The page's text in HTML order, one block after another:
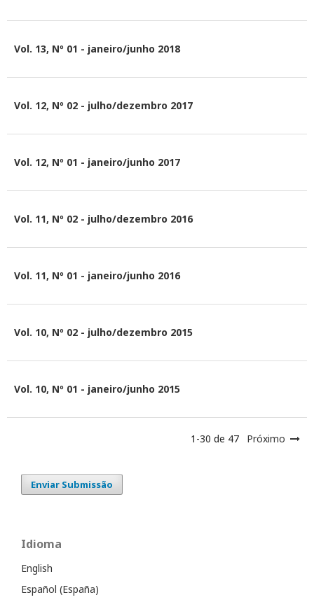
Vol. 13, Nº 01 - janeiro/junho 2018
Vol. 12, Nº 02 - julho/dezembro 2017
Vol. 12, Nº 01 - janeiro/junho 2017
Vol. 11, Nº 02 - julho/dezembro 2016
Vol. 11, Nº 01 - janeiro/junho 2016
Vol. 10, Nº 02 - julho/dezembro 2015
Vol. 10, Nº 01 - janeiro/junho 2015
1-30 de 47 Próximo
Enviar Submissão
Idioma
English
Español (España)